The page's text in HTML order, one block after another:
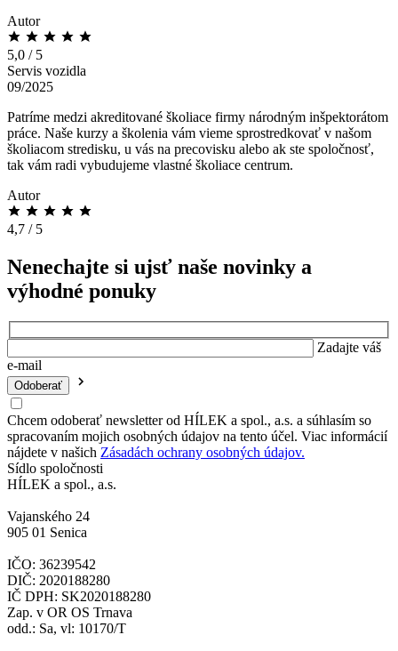
Autor
5,0 / 5
Servis vozidla
09/2025
Patríme medzi akreditované školiace firmy národným inšpektorátom
práce. Naše kurzy a školenia vám vieme sprostredkovať v našom
školiacom stredisku, u vás na precovisku alebo ak ste spoločnosť,
tak vám radi vybudujeme vlastné školiace centrum.
Autor
4,7 / 5
Nenechajte si ujsť naše novinky a
výhodné ponuky
Zadajte váš
e-mail
Chcem odoberať newsletter od HÍLEK a spol., a.s. a súhlasím so
spracovaním mojich osobných údajov na tento účel. Viac informácií
nájdete v našich Zásadách ochrany osobných údajov.
Sídlo spoločnosti
HÍLEK a spol., a.s.
Vajanského 24
905 01 Senica
IČO: 36239542
DIČ: 2020188280
IČ DPH: SK2020188280
Zap. v OR OS Trnava
odd.: Sa, vl: 10170/T